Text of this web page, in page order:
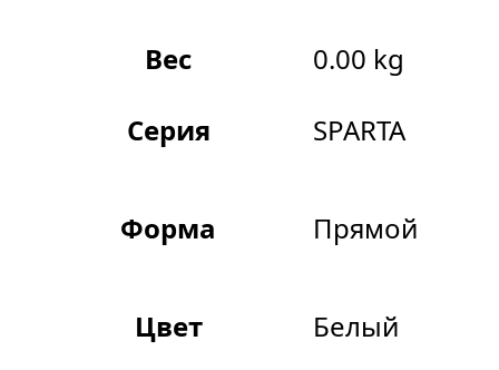
Вес
0.00 kg
Серия
SPARTA
Форма Прямой
Цвет Белый